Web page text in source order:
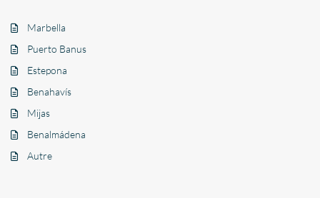
Marbella
Puerto Banus
Estepona
Benahavís
Mijas
Benalmádena
Autre